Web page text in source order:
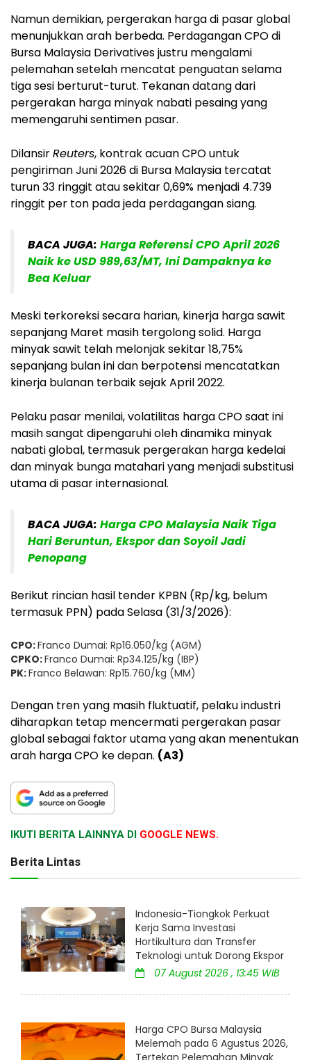
Namun demikian, pergerakan harga di pasar global
menunjukkan arah berbeda. Perdagangan CPO di
Bursa Malaysia Derivatives justru mengalami
pelemahan setelah mencatat penguatan selama
tiga sesi berturut-turut. Tekanan datang dari
pergerakan harga minyak nabati pesaing yang
memengaruhi sentimen pasar.
DilansirReuters, kontrak acuan CPO untuk
pengiriman Juni 2026 di Bursa Malaysia tercatat
turun 33 ringgit atau sekitar 0,69% menjadi 4.739
ringgit per ton pada jeda perdagangan siang.
BACA JUGA: Harga Referensi CPO April 2026
Naik ke USD 989,63/MT, Ini Dampaknya ke
Bea Keluar
Meski terkoreksi secara harian, kinerja harga sawit
sepanjang Maret masih tergolong solid. Harga
minyak sawit telah melonjak sekitar 18,75%
sepanjang bulan ini dan berpotensi mencatatkan
kinerja bulanan terbaik sejak April 2022.
Pelaku pasar menilai, volatilitas harga CPO saat ini
masih sangat dipengaruhi oleh dinamika minyak
nabati global, termasuk pergerakan harga kedelai
dan minyak bunga matahari yang menjadi substitusi
utama di pasar internasional.
BACA JUGA: Harga CPO Malaysia Naik Tiga
Hari Beruntun, Ekspor dan Soyoil Jadi
Penopang
Berikut rincian hasil tender KPBN (Rp/kg, belum
termasuk PPN) pada Selasa (31/3/2026):
CPO:Franco Dumai: Rp16.050/kg (AGM)
CPKO:Franco Dumai: Rp34.125/kg (IBP)
PK:Franco Belawan: Rp15.760/kg (MM)
Dengan tren yang masih fluktuatif, pelaku industri
diharapkan tetap mencermati pergerakan pasar
global sebagai faktor utama yang akan menentukan
arah harga CPO ke depan. (A3)
IKUTI BERITA LAINNYA DI GOOGLE NEWS.
Berita Lintas
Indonesia-Tiongkok Perkuat
Kerja Sama Investasi
Hortikultura dan Transfer
Teknologi untuk Dorong Ekspor
07 August 2026 , 13:45 WIB
Harga CPO Bursa Malaysia
Melemah pada 6 Agustus 2026,